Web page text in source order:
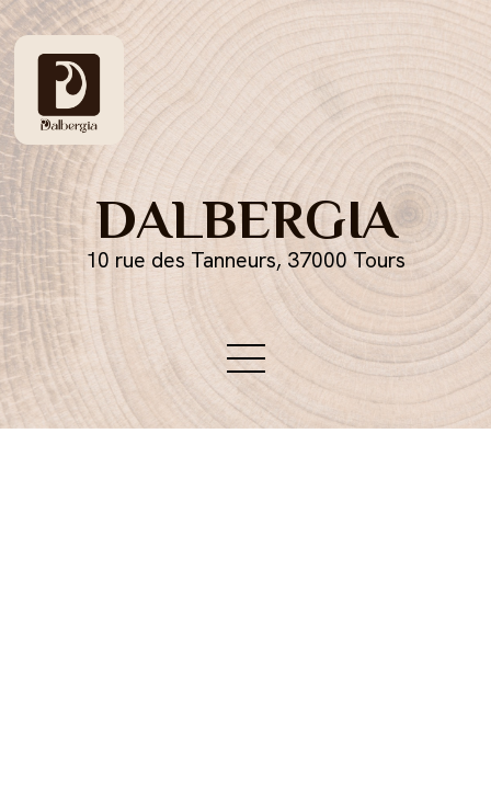
DALBERGIA
10 rue des Tanneurs, 37000 Tours